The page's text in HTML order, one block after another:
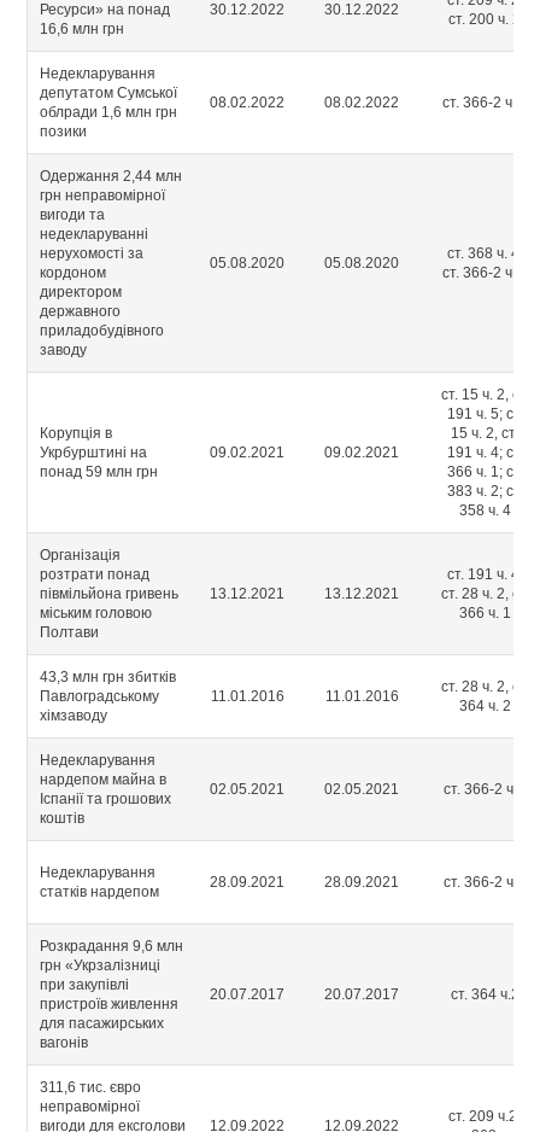
Ресурси» на понад
16,6 млн грн
30.12.2022 30.12.2022
ст. 200 ч. 2
Недекларування
депутатом Сумської
облради 1,6 млн грн
позики
08.02.2022 08.02.2022 ст. 366-2 ч. 1
Одержання 2,44 млн
грн неправомірної
вигоди та
недекларуванні
нерухомості за
кордоном
директором
державного
приладобудівного
заводу
05.08.2020 05.08.2020
ст. 368 ч. 4;
ст. 366-2 ч. 1
Корупція в
Укрбурштині на
понад 59 млн грн
09.02.2021 09.02.2021
ст. 15 ч. 2, ст.
191 ч. 5; ст.
15 ч. 2, ст.
191 ч. 4; ст.
366 ч. 1; ст.
383 ч. 2; ст.
358 ч. 4
Організація
розтрати понад
півмільйона гривень
міським головою
Полтави
13.12.2021 13.12.2021
ст. 191 ч. 4;
ст. 28 ч. 2, ст.
366 ч. 1
43,3 млн грн збитків
Павлоградському
хімзаводу
11.01.2016 11.01.2016
ст. 28 ч. 2, ст.
364 ч. 2
Недекларування
нардепом майна в
Іспанії та грошових
коштів
02.05.2021 02.05.2021 ст. 366-2 ч.1
Недекларування
статків нардепом
28.09.2021 28.09.2021 ст. 366-2 ч.1
Розкрадання 9,6 млн
грн «Укрзалізниці
при закупівлі
пристроїв живлення
для пасажирських
вагонів
20.07.2017 20.07.2017 ст. 364 ч.2
311,6 тис. євро
неправомірної
вигоди для ексголови
12.09.2022 12.09.2022
ст. 209 ч.2,